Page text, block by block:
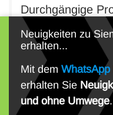
Neuigkeiten zu
erhalten...
Mit dem
erhalten Sie
und ohne Umwege.
Durchgängige
Schnittstellen